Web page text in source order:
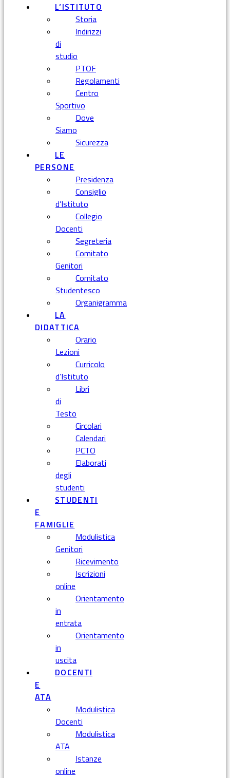
L’ISTITUTO
Storia
Indirizzi
di
studio
PTOF
Regolamenti
Centro
Sportivo
Dove
Siamo
Sicurezza
LE
PERSONE
Presidenza
Consiglio
d’Istituto
Collegio
Docenti
Segreteria
Comitato
Genitori
Comitato
Studentesco
Organigramma
LA
DIDATTICA
Orario
Lezioni
Curricolo
d’Istituto
Libri
di
Testo
Circolari
Calendari
PCTO
Elaborati
degli
studenti
STUDENTI
E
FAMIGLIE
Modulistica
Genitori
Ricevimento
Iscrizioni
online
Orientamento
in
entrata
Orientamento
in
uscita
DOCENTI
E
ATA
Modulistica
Docenti
Modulistica
ATA
Istanze
online